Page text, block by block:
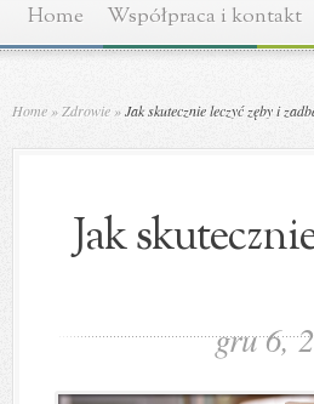
Home Współpraca i kontakt
Home » Zdrowie »Jak skutecznie leczyć zęby i
Jak
gru 6,